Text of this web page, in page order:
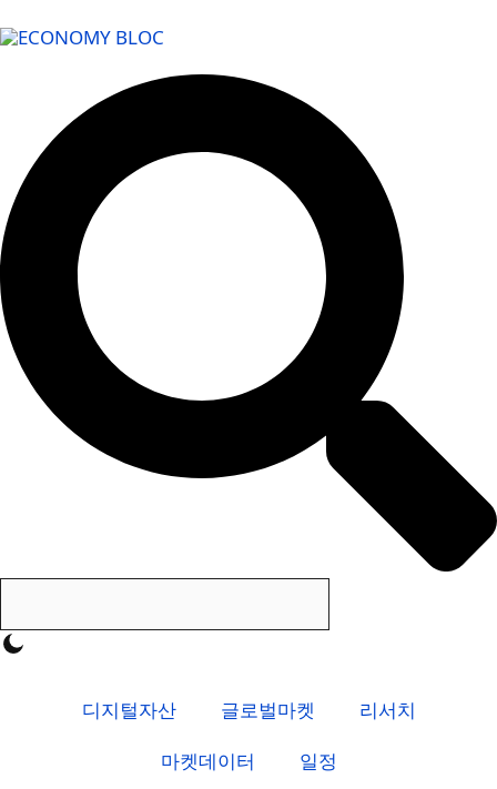
디지털자산 글로벌마켓
리서치
마켓데이터
일정